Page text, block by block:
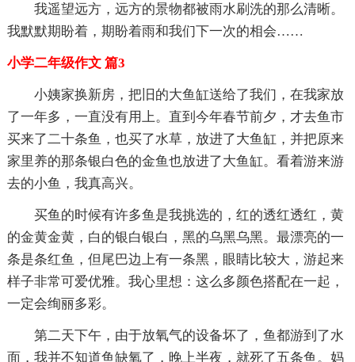
我遥望远方，远方的景物都被雨水刷洗的那么清晰。
我默默期盼着，期盼着雨和我们下一次的相会……
小学二年级作文 篇3
小姨家换新房，把旧的大鱼缸送给了我们，在我家放
了一年多，一直没有用上。直到今年春节前夕，才去鱼市
买来了二十条鱼，也买了水草，放进了大鱼缸，并把原来
家里养的那条银白色的金鱼也放进了大鱼缸。看着游来游
去的小鱼，我真高兴。
买鱼的时候有许多鱼是我挑选的，红的透红透红，黄
的金黄金黄，白的银白银白，黑的乌黑乌黑。最漂亮的一
条是条红鱼，但尾巴边上有一条黑，眼睛比较大，游起来
样子非常可爱优雅。我心里想：这么多颜色搭配在一起，
一定会绚丽多彩。
第二天下午，由于放氧气的设备坏了，鱼都游到了水
面，我并不知道鱼缺氧了，晚上半夜，就死了五条鱼。妈